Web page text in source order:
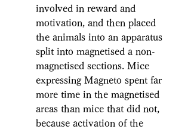
involved in reward and
motivation, and then placed
the animals into an apparatus
split into magnetised a non-
magnetised sections. Mice
expressing Magneto spent far
more time in the magnetised
areas than mice that did not,
because activation of the